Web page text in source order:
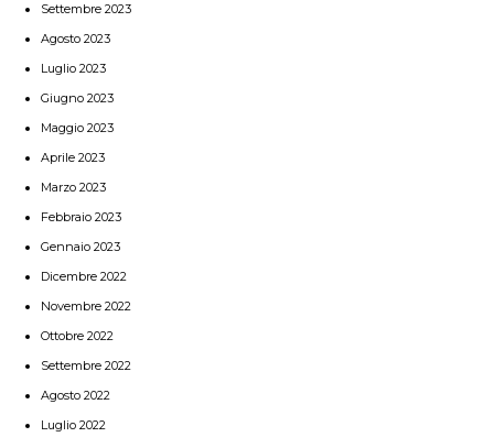
Settembre 2023
Agosto 2023
Luglio 2023
Giugno 2023
Maggio 2023
Aprile 2023
Marzo 2023
Febbraio 2023
Gennaio 2023
Dicembre 2022
Novembre 2022
Ottobre 2022
Settembre 2022
Agosto 2022
Luglio 2022